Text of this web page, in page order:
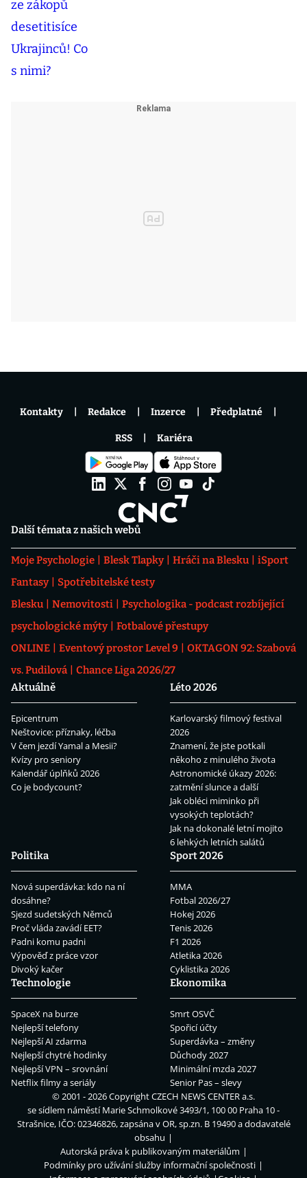
Další témata z našich webů
Moje Psychologie Blesk Tlapky Hráči na Blesku
iSport
Fantasy
Spotřebitelské testy
Blesku
Nemovitosti
Psychologika - podcast rozbíjející
psychologické mýty
Fotbalové přestupy
ONLINE
Eventový prostor Level 9
OKTAGON 92: Szabová
vs. Pudilová
Chance Liga 2026/27
Aktuálně
Epicentrum
Neštovice: příznaky, léčba
V čem jezdí Yamal a Mesii?
Kvízy pro seniory
Kalendář úplňků 2026
Co je bodycount?
Léto 2026
Karlovarský filmový festival
2026
Znamení, že jste potkali
někoho z minulého života
Astronomické úkazy 2026:
zatmění slunce a další
Jak obléci miminko při
vysokých teplotách?
Jak na dokonalé letní mojito
6 lehkých letních salátů
Politika
Nová superdávka: kdo na ní
dosáhne?
Sjezd sudetských Němců
Proč vláda zavádí EET?
Padni komu padni
Výpověď z práce vzor
Divoký kačer
Sport 2026
MMA
Fotbal 2026/27
Hokej 2026
Tenis 2026
F1 2026
Atletika 2026
Cyklistika 2026
Technologie
SpaceX na burze
Nejlepší telefony
Nejlepší AI zdarma
Nejlepší chytré hodinky
Nejlepší VPN – srovnání
Netflix filmy a seriály
Ekonomika
Smrt OSVČ
Spořicí účty
Superdávka – změny
Důchody 2027
Minimální mzda 2027
Senior Pas – slevy
Kontakty Redakce Inzerce Předplatné
RSS Kariéra
© 2001 - 2026 CopyrightCZECH NEWS CENTER a.s.
se sídlem náměstí Marie Schmolkové 3493/1, 100 00 Praha 10 -
Strašnice, IČO: 02346826, zapsána v OR, sp.zn. B 19490 a dodavatelé
obsahu
Autorská práva k publikovaným materiálům
Podmínky pro užívání služby informační společnosti